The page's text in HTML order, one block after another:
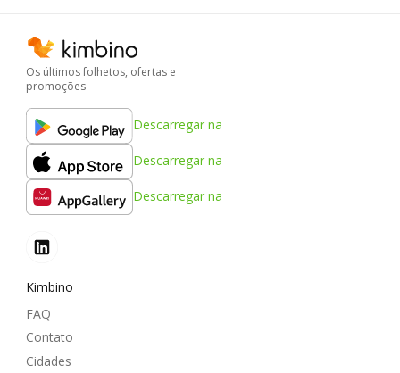
Os últimos folhetos, ofertas e
promoções
Descarregar na
Descarregar na
Descarregar na
Kimbino
FAQ
Contato
Cidades